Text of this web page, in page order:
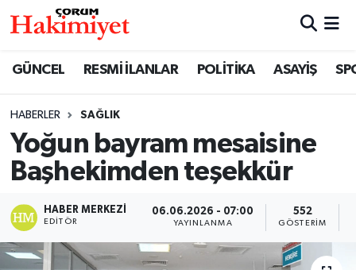
GÜNCEL RESMİ İLANLAR POLİTİKA ASAYİŞ
HABERLER SAĞLIK
Yoğun bayram mesaisine
Başhekimden teşekkür
HABER MERKEZI
EDITÖR
06.06.2026 - 07:00
YAYINLANMA
552
GÖSTERIM
SAĞLIK
ASAYİŞ
EKONOMİ
GÜNCEL
Nöbetçi Eczaneler
Çorum Namaz Vakitleri
Trafik Durumu
Süper Lig Puan Durumu ve Fikstür
Tüm Manşetler